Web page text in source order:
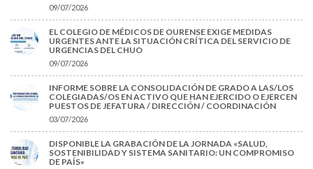
09/07/2026
EL COLEGIO DE MÉDICOS DE OURENSE EXIGE MEDIDAS
URGENTES ANTE LA SITUACIÓN CRÍTICA DEL SERVICIO DE
URGENCIAS DEL CHUO
09/07/2026
INFORME SOBRE LA CONSOLIDACIÓN DE GRADO A LAS/LOS
COLEGIADAS/OS EN ACTIVO QUE HAN EJERCIDO O EJERCEN
PUESTOS DE JEFATURA / DIRECCIÓN / COORDINACIÓN
03/07/2026
DISPONIBLE LA GRABACIÓN DE LA JORNADA «SALUD,
SOSTENIBILIDAD Y SISTEMA SANITARIO: UN COMPROMISO
DE PAÍS»